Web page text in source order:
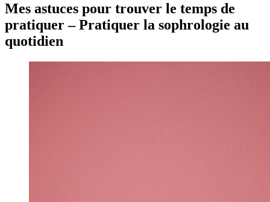
Mes astuces pour trouver le temps de
pratiquer – Pratiquer la sophrologie au
quotidien